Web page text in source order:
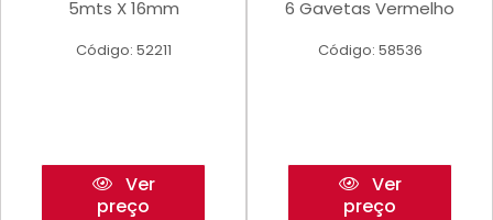
5mts X 16mm
Código: 52211
Ver
preço
6 Gavetas Vermelho
Código: 58536
Ver
preço